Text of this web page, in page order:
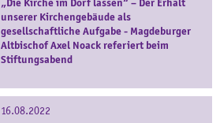
„Die Kirche im Dorf lassen“ – Der Erhalt
unserer Kirchengebäude als
gesellschaftliche Aufgabe - Magdeburger
Altbischof Axel Noack referiert beim
Stiftungsabend
16.08.2022